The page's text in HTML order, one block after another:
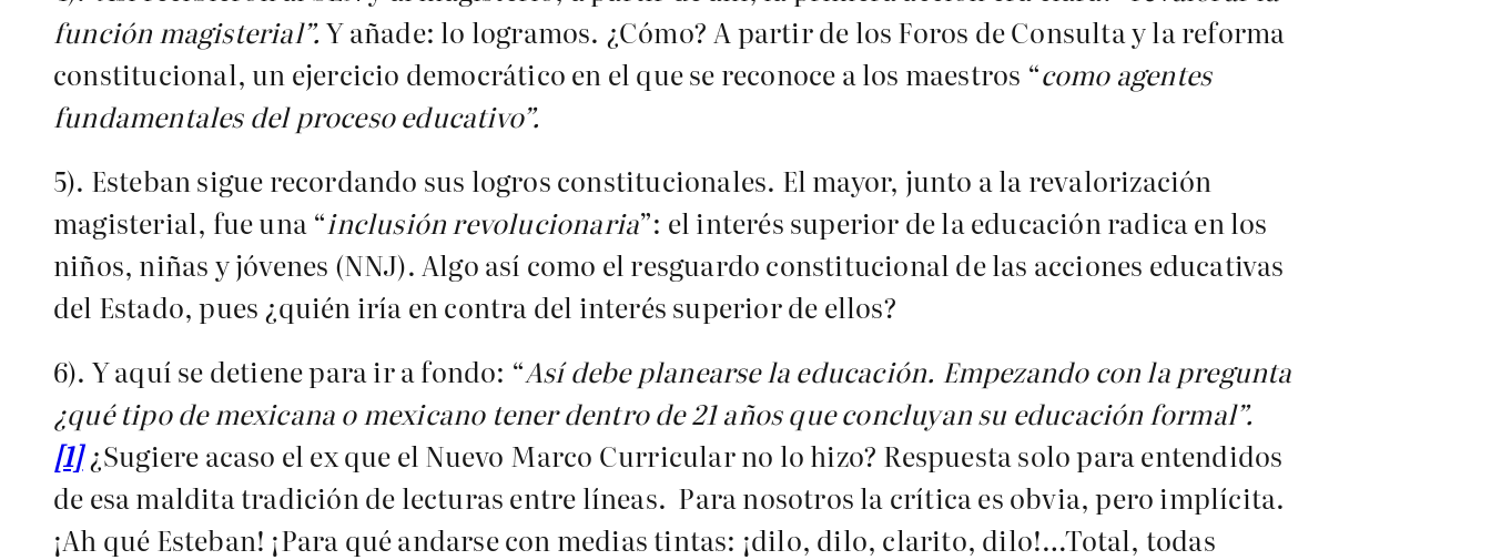
función magisterial”. Y añade: lo logramos. ¿Cómo? A partir de los Foros de Consulta y la reforma
constitucional, un ejercicio democrático en el que se reconoce a los maestros “como agentes
fundamentales del proceso educativo”.
5). Esteban sigue recordando sus logros constitucionales. El mayor, junto a la revalorización
magisterial, fue una “inclusión revolucionaria”: el interés superior de la educación radica en los
niños, niñas y jóvenes (NNJ). Algo así como el resguardo constitucional de las acciones educativas
del Estado, pues ¿quién iría en contra del interés superior de ellos?
6). Y aquí se detiene para ir a fondo: “Así debe planearse la educación. Empezando con la pregunta
¿qué tipo de mexicana o mexicano tener dentro de 21 años que concluyan su educación formal”.
[1] ¿Sugiere acaso el ex que el Nuevo Marco Curricular no lo hizo? Respuesta solo para entendidos
de esa maldita tradición de lecturas entre líneas. Para nosotros la crítica es obvia, pero implícita.
¡Ah qué Esteban! ¡Para qué andarse con medias tintas: ¡dilo, dilo, clarito, dilo!…Total, todas